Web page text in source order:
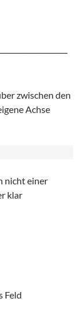
zwischen den
Achse
nicht einer
klar
Feld